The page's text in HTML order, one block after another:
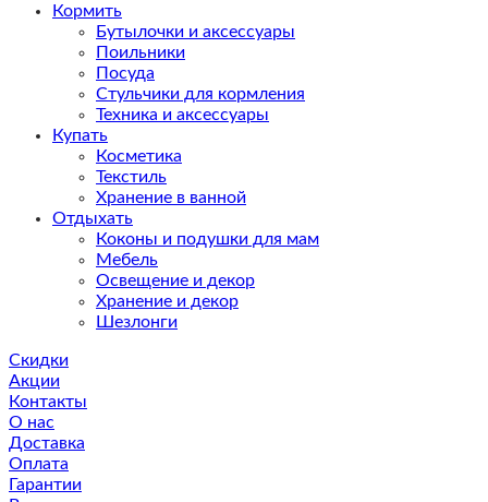
Кормить
Бутылочки и аксессуары
Поильники
Посуда
Стульчики для кормления
Техника и аксессуары
Купать
Косметика
Текстиль
Хранение в ванной
Отдыхать
Коконы и подушки для мам
Мебель
Освещение и декор
Хранение и декор
Шезлонги
Скидки
Акции
Контакты
О нас
Доставка
Оплата
Гарантии